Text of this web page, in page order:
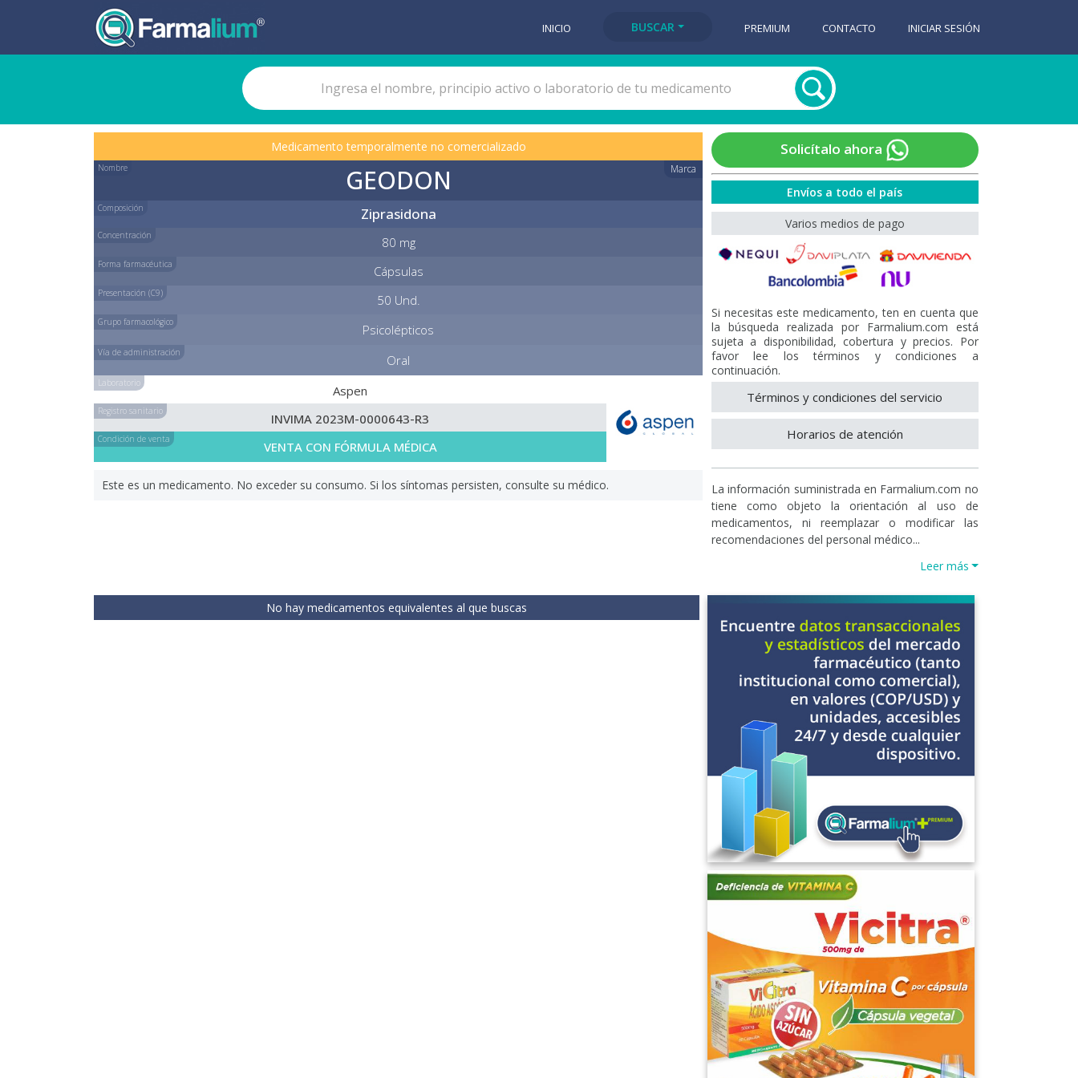
INICIO BUSCAR PREMIUM CONTACTO INICIAR SESIÓN
Medicamento temporalmente no comercializado
Nombre Marca
GEODON
Composición Ziprasidona
Concentración 80 mg
Forma farmacéutica Cápsulas
Presentación (C9) 50 Und.
Grupo farmacológico Psicolépticos
Vía de administración Oral
Laboratorio Aspen
Registro sanitario INVIMA 2023M-0000643-R3
Condición de venta VENTA CON FÓRMULA MÉDICA
Este es un medicamento. No exceder su consumo. Si los síntomas persisten, consulte su médico.
Solicítalo ahora
Envíos a todo el país
Varios medios de pago
Si necesitas este medicamento, ten en cuenta que
la búsqueda realizada por Farmalium.com está
sujeta a disponibilidad, cobertura y precios. Por
favor lee los términos y condiciones a
continuación.
Términos y condiciones del servicio
Horarios de atención
La información suministrada en Farmalium.com no
tiene como objeto la orientación al uso de
medicamentos, ni reemplazar o modificar las
recomendaciones del personal médico...
Leer más
No hay medicamentos equivalentes al que buscas